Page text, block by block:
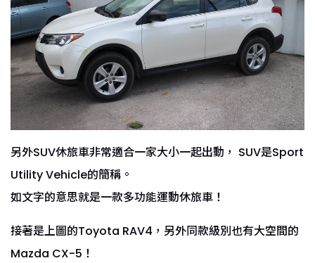
另外SUV休旅車非常適合一家大小一起出動， SUV是Sport
Utility Vehicle的簡稱。
如文字的意思就是一款多功能運動休旅車！
接著是上圖的Toyota RAV4，另外同款級別也有大空間的
Mazda CX-5！